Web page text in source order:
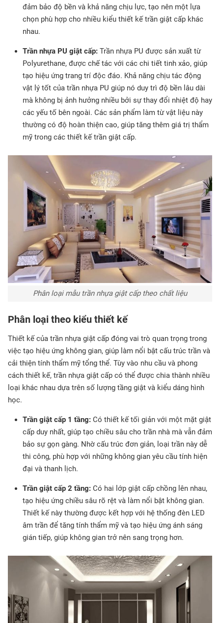
đảm bảo độ bền và khả năng chịu lực, tạo nên một lựa
chọn phù hợp cho nhiều kiểu thiết kế trần giật cấp khác
nhau.
Trần nhựa PU giật cấp: Trần nhựa PU được sản xuất từ
Polyurethane, được chế tác với các chi tiết tinh xảo, giúp
tạo hiệu ứng trang trí độc đáo. Khả năng chịu tác động
vật lý tốt của trần nhựa PU giúp nó duy trì độ bền lâu dài
mà không bị ảnh hưởng nhiều bởi sự thay đổi nhiệt độ hay
các yếu tố bên ngoài. Các sản phẩm làm từ vật liệu này
thường có độ hoàn thiện cao, giúp tăng thêm giá trị thẩm
mỹ trong các thiết kế trần giật cấp.
Phân loại mẫu trần nhựa giật cấp theo chất liệu
Phân loại theo kiểu thiết kế
Thiết kế của trần nhựa giật cấp đóng vai trò quan trọng trong
việc tạo hiệu ứng không gian, giúp làm nổi bật cấu trúc trần và
cải thiện tính thẩm mỹ tổng thể. Tùy vào nhu cầu và phong
cách thiết kế, trần nhựa giật cấp có thể được chia thành nhiều
loại khác nhau dựa trên số lượng tầng giật và kiểu dáng hình
học.
Trần giật cấp 1 tầng: Có thiết kế tối giản với một mặt giật
cấp duy nhất, giúp tạo chiều sâu cho trần nhà mà vẫn đảm
bảo sự gọn gàng. Nhờ cấu trúc đơn giản, loại trần này dễ
thi công, phù hợp với những không gian yêu cầu tính hiện
đại và thanh lịch.
Trần giật cấp 2 tầng: Có hai lớp giật cấp chồng lên nhau,
tạo hiệu ứng chiều sâu rõ rệt và làm nổi bật không gian.
Thiết kế này thường được kết hợp với hệ thống đèn LED
âm trần để tăng tính thẩm mỹ và tạo hiệu ứng ánh sáng
gián tiếp, giúp không gian trở nên sang trọng hơn.